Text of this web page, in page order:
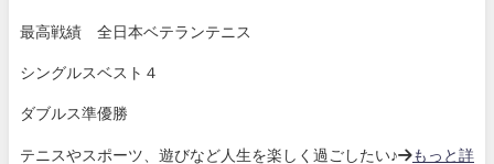
最高戦績 全日本ベテランテニス
シングルスベスト４
ダブルス準優勝
テニスやスポーツ、遊びなど人生を楽しく過ごしたい♪→もっと詳